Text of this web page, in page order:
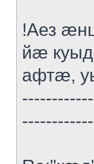
!Аез
йæ
афтæ,
------------